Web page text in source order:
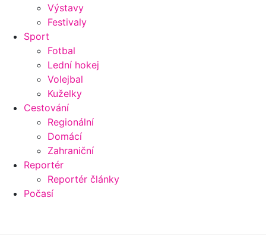
Výstavy
Festivaly
Sport
Fotbal
Lední hokej
Volejbal
Kuželky
Cestování
Regionální
Domácí
Zahraniční
Reportér
Reportér články
Počasí